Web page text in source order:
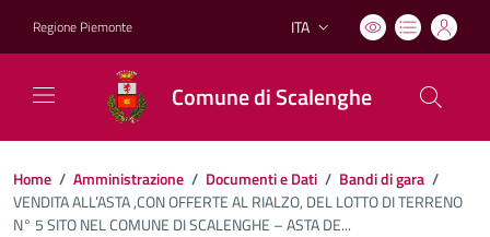
Regione Piemonte Lingua attiva:
ITA
Comune di Scalenghe
Home / Amministrazione / Documenti e Dati / Bandi di gara /
VENDITA ALL’ASTA ,CON OFFERTE AL RIALZO, DEL LOTTO DI TERRENO
N° 5 SITO NEL COMUNE DI SCALENGHE – ASTA DE...